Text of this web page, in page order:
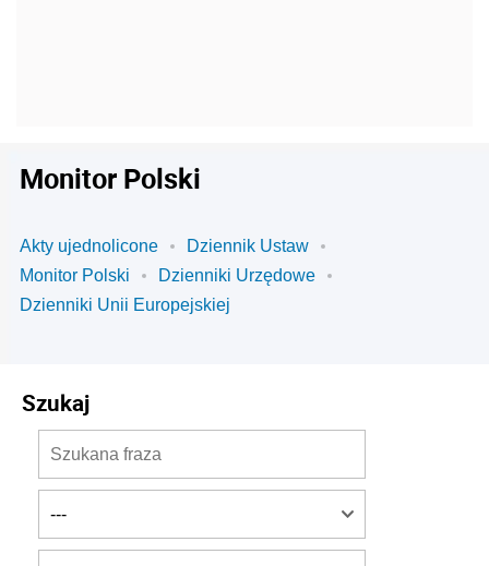
Monitor Polski
Akty ujednolicone
Dziennik Ustaw
Monitor Polski
Dzienniki Urzędowe
Dzienniki Unii Europejskiej
Szukaj